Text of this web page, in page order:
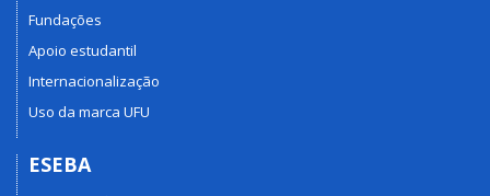
Fundações
Apoio estudantil
Internacionalização
Uso da marca UFU
ESEBA